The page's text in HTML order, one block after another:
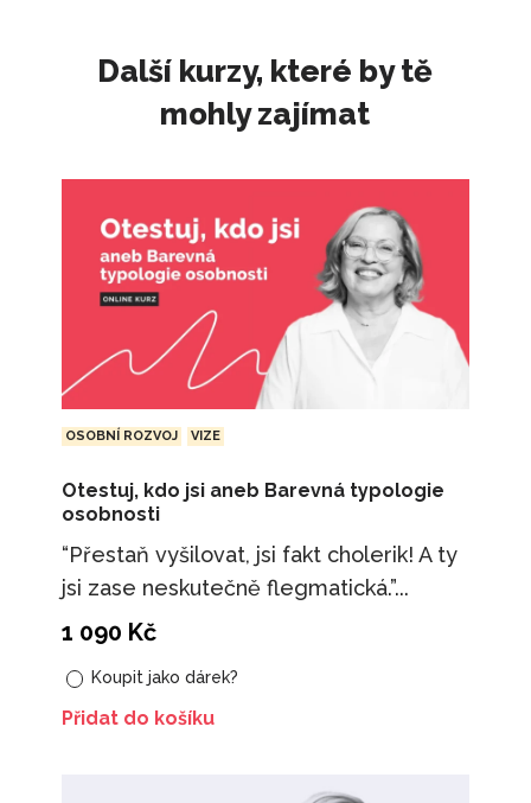
Další kurzy, které by tě
mohly zajímat
OSOBNÍ ROZVOJ VIZE
Otestuj, kdo jsi aneb Barevná typologie
osobnosti
“Přestaň vyšilovat, jsi fakt cholerik! A ty
jsi zase neskutečně flegmatická.”...
1 090 Kč
Koupit jako dárek?
Přidat do košíku